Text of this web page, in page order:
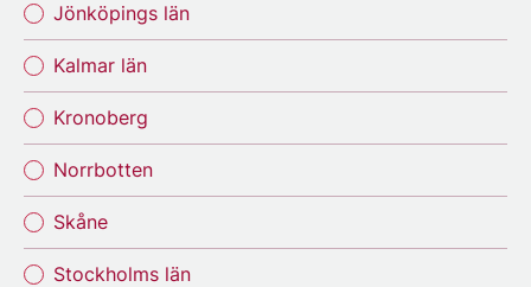
Jönköpings län
Kalmar län
Kronoberg
Norrbotten
Skåne
Stockholms län